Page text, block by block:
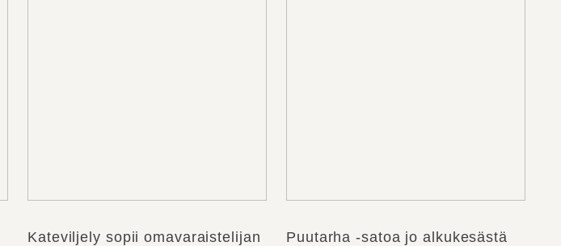
Kateviljely sopii omavaraistelijan
Puutarha -satoa jo alkukesästä